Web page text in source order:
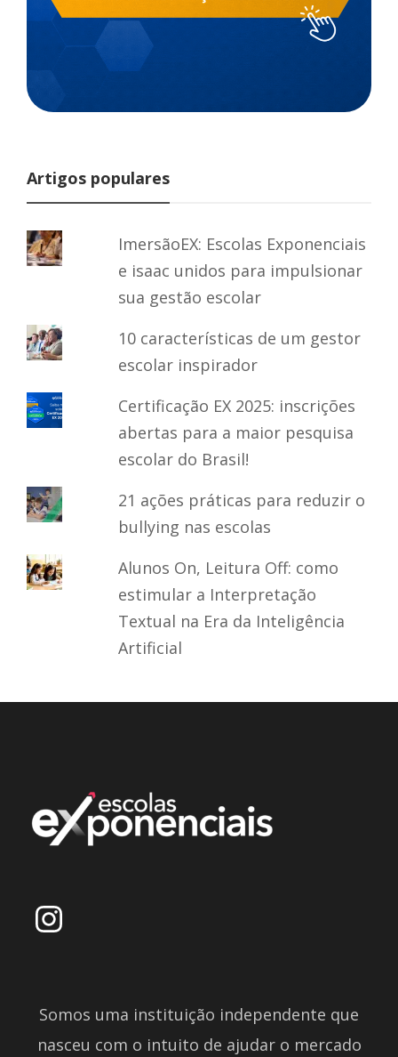
Artigos populares
ImersãoEX: Escolas Exponenciais
e isaac unidos para impulsionar
sua gestão escolar
10 características de um gestor
escolar inspirador
Certificação EX 2025: inscrições
abertas para a maior pesquisa
escolar do Brasil!
21 ações práticas para reduzir o
bullying nas escolas
Alunos On, Leitura Off: como
estimular a Interpretação
Textual na Era da Inteligência
Artificial
Somos uma instituição independente que
nasceu com o intuito de ajudar o mercado